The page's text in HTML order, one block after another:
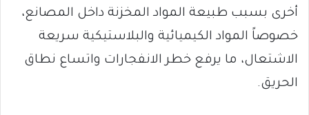
أخرى بسبب طبيعة المواد المخزنة داخل المصانع،
خصوصاً المواد الكيميائية والبلاستيكية سريعة
الاشتعال، ما يرفع خطر الانفجارات واتساع نطاق
الحريق.